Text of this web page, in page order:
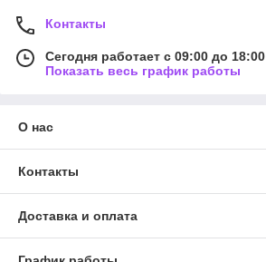
Контакты
Сегодня работает с 09:00 до 18:00
Показать весь график работы
О нас
Контакты
Доставка и оплата